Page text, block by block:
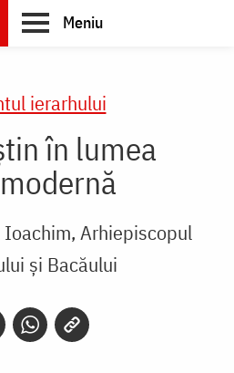
Meniu
ierarhului
în lumea
Arhiepiscopul
și Bacăului